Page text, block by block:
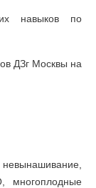
навыков по
ДЗг Москвы на
многоплодные